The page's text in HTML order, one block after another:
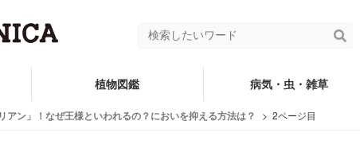
植物図鑑 病気・虫・雑草
アン」！なぜ王様といわれるの？においを抑える方法は？ 2ページ目